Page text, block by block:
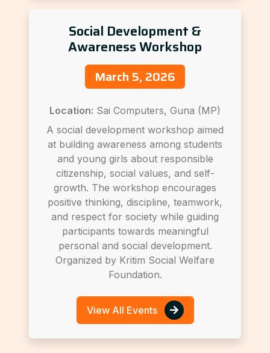
Social Development &
Awareness Workshop
March 5, 2026
Location: Sai Computers, Guna (MP)
A social development workshop aimed
at building awareness among students
and young girls about responsible
citizenship, social values, and self-
growth. The workshop encourages
positive thinking, discipline, teamwork,
and respect for society while guiding
participants towards meaningful
personal and social development.
Organized by Kritim Social Welfare
Foundation.
View All Events